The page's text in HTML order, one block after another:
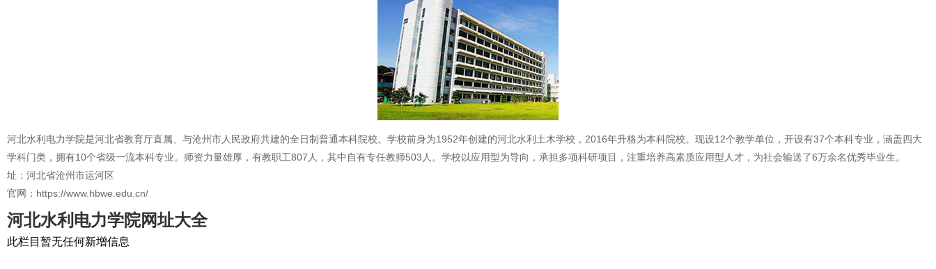
河北水利电力学院是河北省教育厅直属、与沧州市人民政府共建的全日制普通本科院校。学校前身为1952年创建的河北水利土木学校，2016年升格为本科院校。现设12个教学单位，开设有37个本科专业，涵盖四大
学科门类，拥有10个省级一流本科专业。师资力量雄厚，有教职工807人，其中自有专任教师503人。学校以应用型为导向，承担多项科研项目，注重培养高素质应用型人才，为社会输送了6万余名优秀毕业生。
址：河北省沧州市运河区
官网：https://www.hbwe.edu.cn/
河北水利电力学院网址大全
此栏目暂无任何新增信息